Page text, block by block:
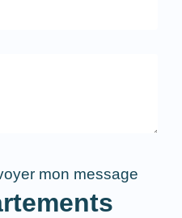
mon message